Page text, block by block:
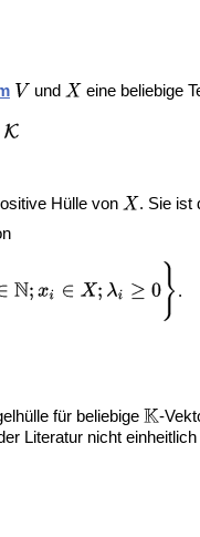
und eine beliebige
Hülle von
. Sie ist
.
für beliebige
-
Literatur nicht